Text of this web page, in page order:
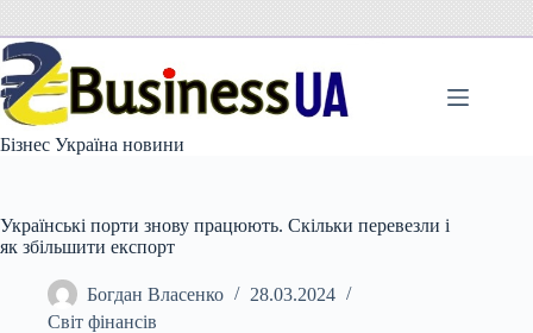
вмісту
Бізнес Україна новини
Українські порти знову працюють. Скільки перевезли і
як збільшити експорт
Богдан Власенко
28.03.2024
Світ фінансів